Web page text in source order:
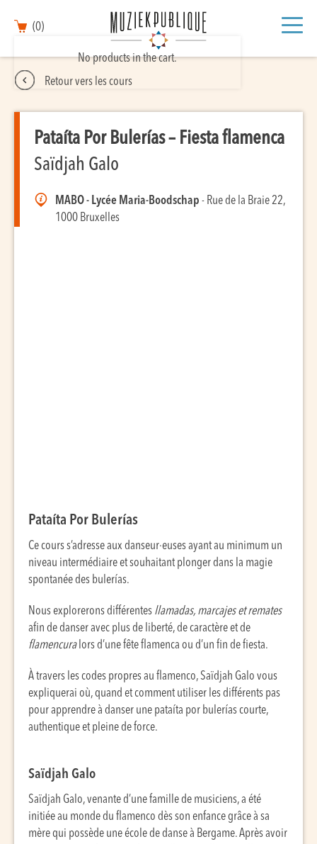
(0)
No products in the cart.
Retour vers les cours
Pataíta Por Bulerías – Fiesta flamenca
Saïdjah Galo
MABO - Lycée Maria-Boodschap - Rue de la Braie 22,
1000 Bruxelles
Pataíta Por Bulerías
Ce cours s’adresse aux danseur·euses ayant au minimum un
niveau intermédiaire et souhaitant plonger dans la magie
spontanée des bulerías.
Nous explorerons différentes llamadas, marcajes et remates
afin de danser avec plus de liberté, de caractère et de
flamencuralors d’une fête flamenca ou d’un fin de fiesta.
À travers les codes propres au flamenco, Saïdjah Galo vous
expliquerai où, quand et comment utiliser les différents pas
pour apprendre à danser une pataíta por bulerías courte,
authentique et pleine de force.
Saïdjah Galo
Saïdjah Galo, venante d’une famille de musiciens, a été
initiée au monde du flamenco dès son enfance grâce à sa
mère qui possède une école de danse à Bergame. Après avoir